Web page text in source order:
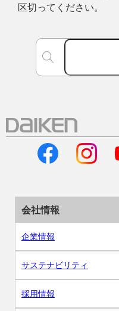
区切ってください。
会社情報
企業情報
サステナビリティ
採用情報